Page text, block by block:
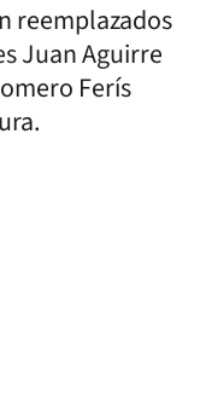
reemplazados
Juan Aguirre
Ferís